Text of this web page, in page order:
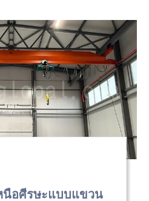
นือศีรษะแบบแขวน